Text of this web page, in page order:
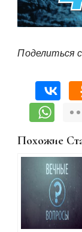
Поделиться
Похожие